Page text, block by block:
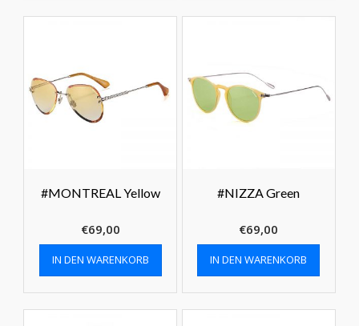
#MONTREAL Yellow
€69,00
IN DEN WARENKORB
#NIZZA Green
€69,00
IN DEN WARENKORB